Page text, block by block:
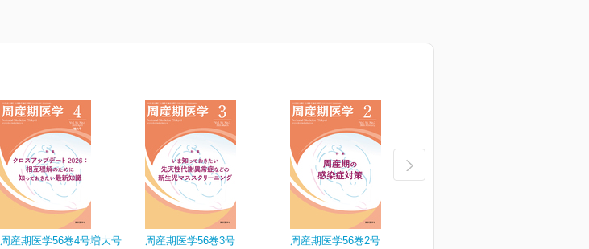
周産期医学56巻4号増大号 周産期医学56巻3号 周産期医学56巻2号